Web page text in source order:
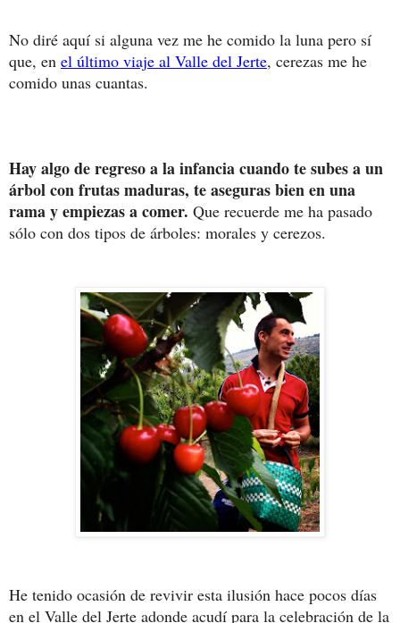
No diré aquí si alguna vez me he comido la luna pero sí
que, en el último viaje al Valle del Jerte, cerezas me he
comido unas cuantas.
Hay algo de regreso a la infancia cuando te subes a un
árbol con frutas maduras, te aseguras bien en una
rama y empiezas a comer. Que recuerde me ha pasado
sólo con dos tipos de árboles: morales y cerezos.
He tenido ocasión de revivir esta ilusión hace pocos días
en el Valle del Jerte adonde acudí para la celebración de la